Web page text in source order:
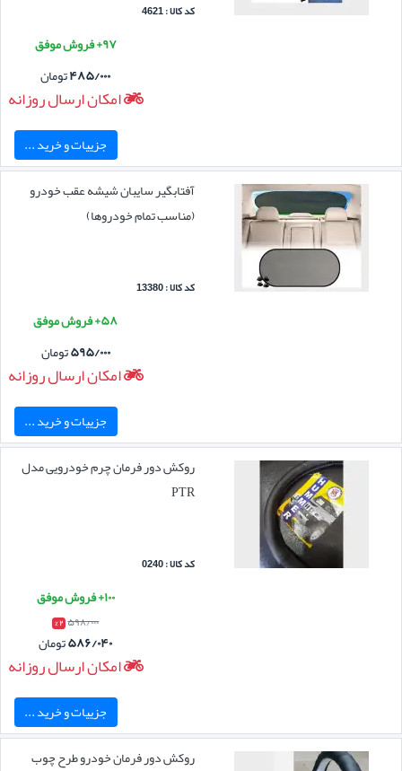
کد کالا : 4621
۹۷+ فروش موفق
۴۸۵/۰۰۰تومان
امکان ارسال روزانه
جزییات و خرید ...
آفتابگیر سایبان شیشه عقب خودرو
(مناسب تمام خودروها)
کد کالا : 13380
۵۸+ فروش موفق
۵۹۵/۰۰۰تومان
امکان ارسال روزانه
جزییات و خرید ...
روکش دور فرمان چرم خودرویی مدل
PTR
کد کالا : 0240
۱۰۰+ فروش موفق
۵۹۸/۰۰۰ ۲ %
۵۸۶/۰۴۰تومان
امکان ارسال روزانه
جزییات و خرید ...
روکش دور فرمان خودرو طرح چوب